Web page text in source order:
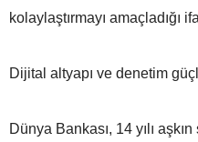
kolaylaştırmayı amaçladığı
Dijital altyapı ve denetim
Dünya Bankası, 14 yılı